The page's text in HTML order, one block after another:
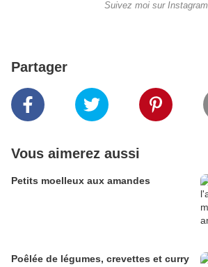
Suivez moi sur Instagram
Partager
Vous aimerez aussi
Petits moelleux aux amandes
Poêlée de légumes, crevettes et curry